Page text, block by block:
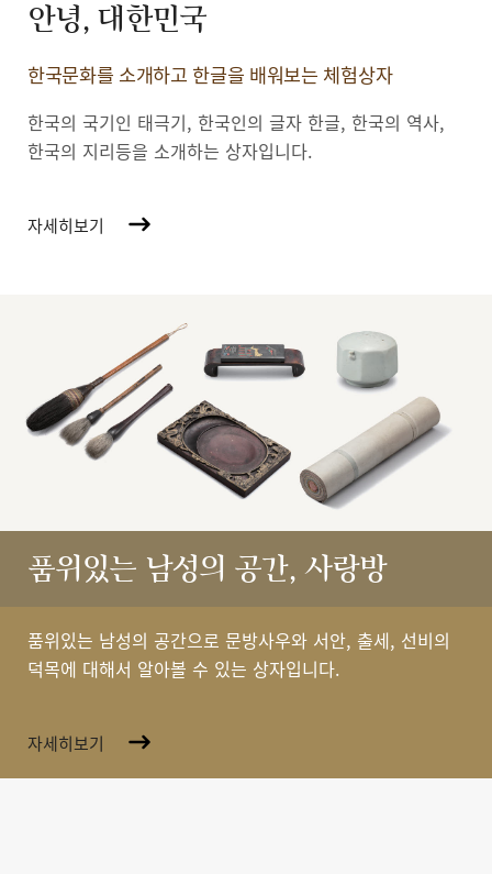
안녕, 대한민국
한국문화를 소개하고 한글을 배워보는 체험상자
한국의 국기인 태극기, 한국인의 글자 한글, 한국의 역사,
한국의 지리등을 소개하는 상자입니다.
자세히보기
품위있는 남성의 공간, 사랑방
품위있는 남성의 공간으로 문방사우와 서안, 출세, 선비의
덕목에 대해서 알아볼 수 있는 상자입니다.
자세히보기